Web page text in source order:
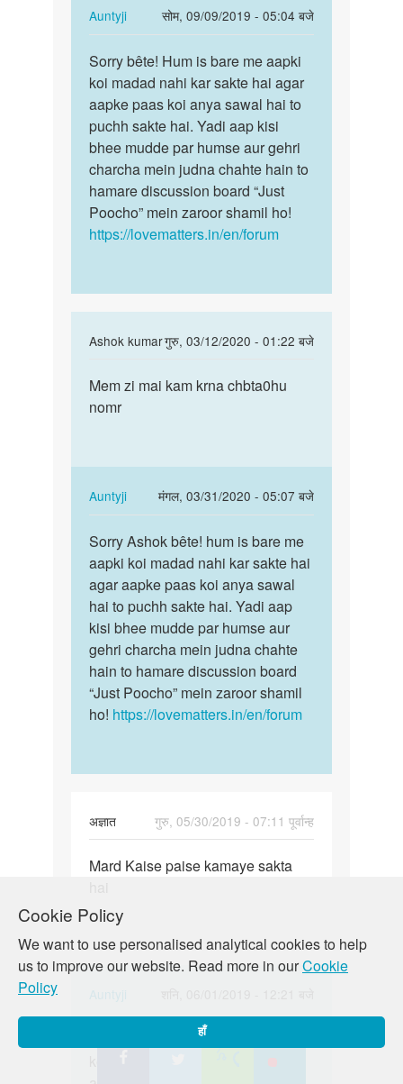
Cookie Policy
We want to use personalised analytical cookies to help
us to improve our website. Read more in ourCookie
Policy
हाँ
कमाये
by
अज्ञात
Auntyji
सोम, 09/09/2019 - 05:04 बजे
In
reply
to
Main
sex
karke
Paisa
kamana…
by
Vinay
thakur
Sorry
bête!
Hum
is
bare
me…
Sorry bête! Hum is bare me aapki
koi madad nahi kar sakte hai agar
aapke paas koi anya sawal hai to
puchh sakte hai. Yadi aap kisi
bhee mudde par humse aur gehri
charcha mein judna chahte hain to
hamare discussion board “Just
Poocho” mein zaroor shamil ho!
https://lovematters.in/en/forum
Ashok kumarगुरु, 03/12/2020 - 01:22 बजे
In
to
कैसे
कमाये
by
अज्ञात
Mem
zi
krna
chbta0hu…
Mem zi mai kam krna chbta0hu
nomr
Auntyji
मंगल, 03/31/2020 - 05:07 बजे
In
reply
to
Mem
zi
mai
kam
krna
chbta0hu…
by
Ashok
Sorry
Ashok
bête!
hum
is…
Sorry Ashok bête! hum is bare me
aapki koi madad nahi kar sakte hai
agar aapke paas koi anya sawal
hai to puchh sakte hai. Yadi aap
kisi bhee mudde par humse aur
gehri charcha mein judna chahte
hain to hamare discussion board
“Just Poocho” mein zaroor shamil
ho! https://lovematters.in/en/forum
अज्ञात
गुरु, 05/30/2019 - 07:11 पूर्वान्ह
Mard
paise
kamaye…
Mard Kaise paise kamaye sakta
पर्मालिंकreply
Sorry bête! hum is bare me aapki
koi madad nahi kar sakte hai agar